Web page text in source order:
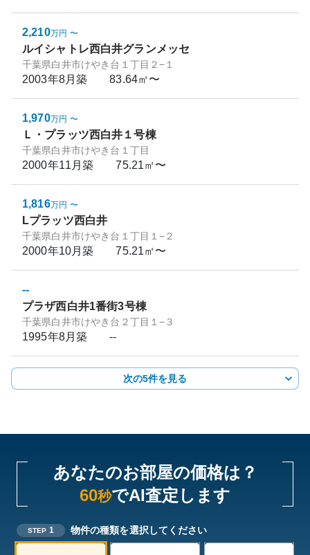
2,210万円 〜
ルイシャトレ西白井グランメッセ
千葉県白井市けやき台１丁目２−１
2003年8月築 83.64㎡〜
1,970万円 〜
Ｌ・プラッツ西白井１号棟
千葉県白井市けやき台１丁目
2000年11月築 75.21㎡〜
1,816万円 〜
Lプラッツ西白井
千葉県白井市けやき台１丁目１−２
2000年10月築 75.21㎡〜
--
プラザ西白井1番街3号棟
千葉県白井市けやき台２丁目１−３
1995年8月築 --
次の5件を見る
あなたのお部屋の価格は？
60秒でAI査定します
STEP 1 物件の種類を選択してください